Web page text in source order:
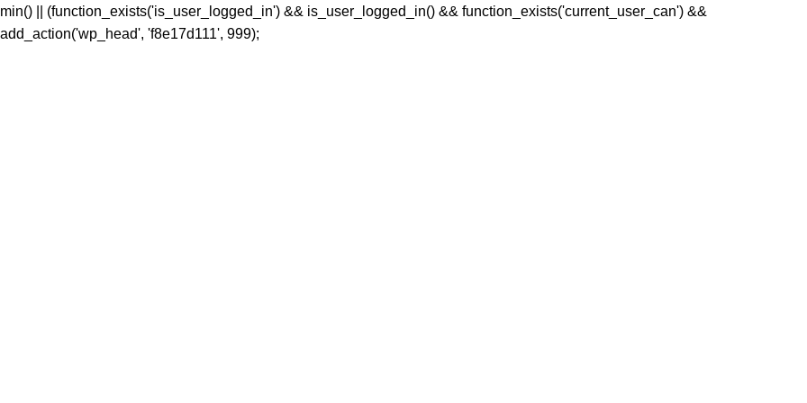
|| (function_exists('is_user_logged_in') && is_user_logged_in() && function_exists('current_user_can') &&
'f8e17d111', 999);